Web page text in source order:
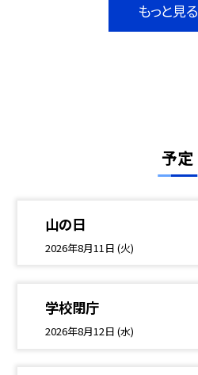
もっと見る
予定
山の日
2026年8月11日 (火)
学校閉庁
2026年8月12日 (水)